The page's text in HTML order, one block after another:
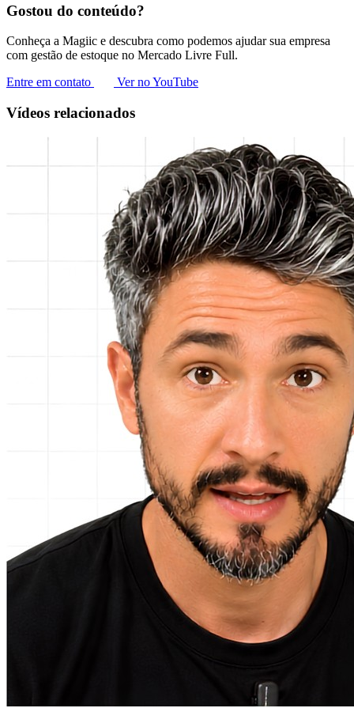
Gostou do conteúdo?
Conheça a Magiic e descubra como podemos ajudar sua empresa
com gestão de estoque no Mercado Livre Full.
Entre em contato
Ver no YouTube
Vídeos relacionados